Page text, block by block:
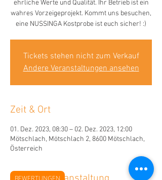
ehrliche Werte und Qualität. Ihr Betrieb ist ein
wahres Vorzeigeprojekt. Kommt uns besuchen,
eine NUSSINGA Kostprobe ist euch sicher! :)
Tickets stehen nicht zum Verkauf
Andere Veranstaltungen ansehen
Zeit & Ort
01. Dez. 2023, 08:30 – 02. Dez. 2023, 12:00
Mötschlach, Mötschlach 2, 8600 Mötschlach,
Österreich
BEWERTUNGEN